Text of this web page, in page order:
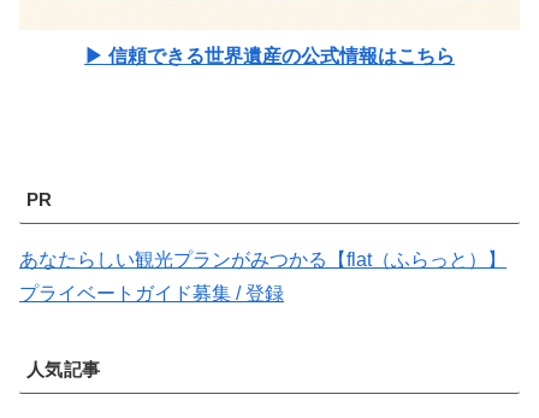
▶ 信頼できる世界遺産の公式情報はこちら
PR
あなたらしい観光プランがみつかる【flat（ふらっと）】
プライベートガイド募集 / 登録
人気記事